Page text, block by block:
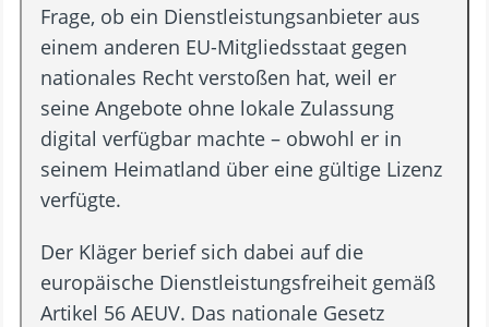
Frage, ob ein Dienstleistungsanbieter aus
einem anderen EU-Mitgliedsstaat gegen
nationales Recht verstoßen hat, weil er
seine Angebote ohne lokale Zulassung
digital verfügbar machte – obwohl er in
seinem Heimatland über eine gültige Lizenz
verfügte.
Der Kläger berief sich dabei auf die
europäische Dienstleistungsfreiheit gemäß
Artikel 56 AEUV. Das nationale Gesetz